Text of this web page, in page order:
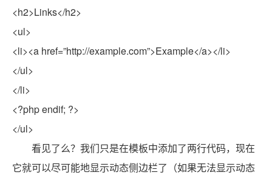
<h2>Links</h2>
<ul>
<li><a href=”http://example.com”>Example</a></li>
</ul>
</li>
<?php endif; ?>
</ul>
看见了么？我们只是在模板中添加了两行代码，现在
它就可以尽可能地显示动态侧边栏了（如果无法显示动态